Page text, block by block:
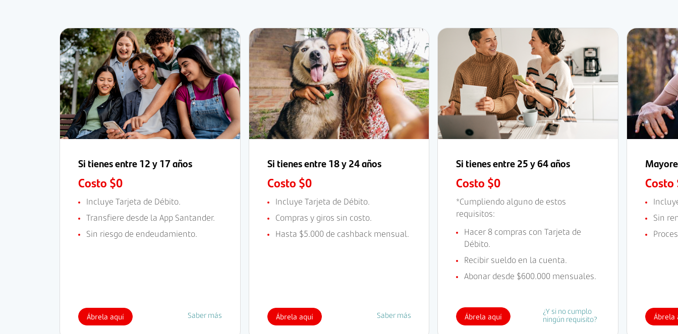
Si tienes entre 12 y 17 años
Costo $0
Incluye Tarjeta de Débito.
Transfiere desde la App Santander.
Sin riesgo de endeudamiento.
Ábrela aquí Saber más
Si tienes entre 18 y 24 años
Costo $0
Incluye Tarjeta de Débito.
Compras y giros sin costo.
Hasta $5.000 de cashback mensual.
Ábrela aquí Saber más
Si tienes entre 25 y 64 años
Costo $0
*Cumpliendo alguno de estos
requisitos:
Hacer 8 compras con Tarjeta de
Débito.
Recibir sueldo en la cuenta.
Abonar desde $600.000 mensuales.
Ábrela aquí
¿Y si no cumplo
ningún requisito?
Costo
Sin
Ábrela